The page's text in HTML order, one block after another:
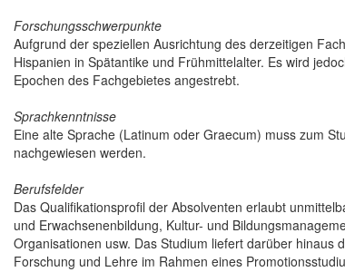
Forschungsschwerpunkte
Aufgrund der speziellen Ausrichtung des derzeitigen
Hispanien in Spätantike und Frühmittelalter. Es wird
Epochen des Fachgebietes angestrebt.
Sprachkenntnisse
Eine alte Sprache (Latinum oder Graecum) muss zum
nachgewiesen werden.
Berufsfelder
Das Qualifikationsprofil der Absolventen erlaubt
und Erwachsenenbildung, Kultur- und
Organisationen usw. Das Studium liefert darüber hinaus
Forschung und Lehre im Rahmen eines